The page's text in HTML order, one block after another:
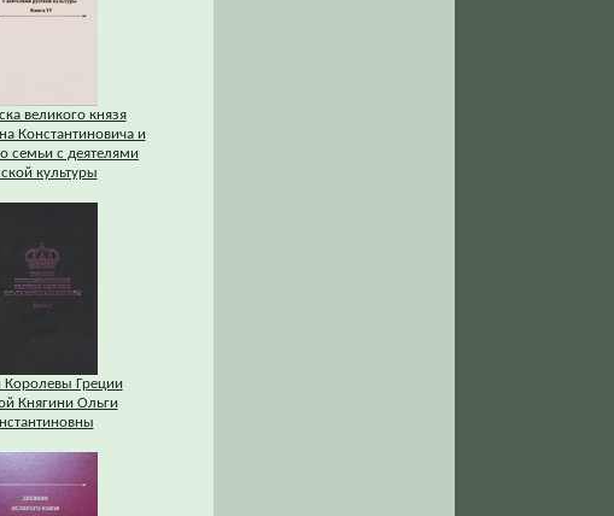
великого князя
Константиновича и
семьи с деятелями
культуры
Королевы Греции
Княгини Ольги